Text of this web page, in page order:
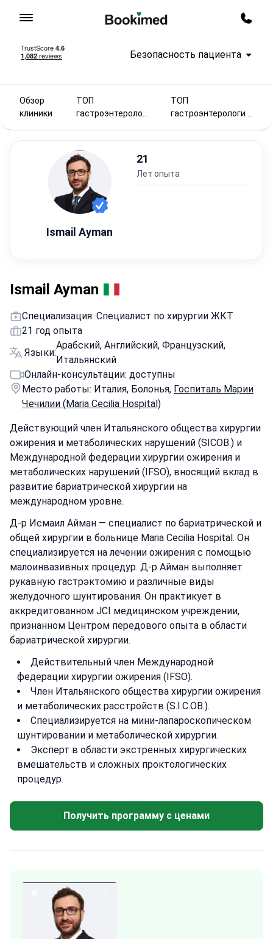
Безопасность пациента
Обзор
клиники
ТОП
гастроэнтерологи
ТОП
гастроэнтерологи в
Ismail Ayman
21
лет опыта
Ismail Ayman
Специализация: Специалист по хирургии ЖКТ
21 год опыта
Языки:
Арабский, Английский, Французский,
Итальянский
Онлайн-консультации: доступны
Место работы: Италия, Болонья, Госпиталь Марии
Чечилии (Maria Cecilia Hospital)
Действующий член Итальянского общества хирургии
ожирения и метаболических нарушений (SICOB.) и
Международной федерации хирургии ожирения и
метаболических нарушений (IFSO), вносящий вклад в
развитие бариатрической хирургии на
международном уровне.
Д-р Исмаил Айман — специалист по бариатрической и
общей хирургии в больнице Maria Cecilia Hospital. Он
специализируется на лечении ожирения с помощью
малоинвазивных процедур. Д-р Айман выполняет
рукавную гастрэктомию и различные виды
желудочного шунтирования. Он практикует в
аккредитованном JCI медицинском учреждении,
признанном Центром передового опыта в области
бариатрической хирургии.
Действительный член Международной
федерации хирургии ожирения (IFSO).
Член Итальянского общества хирургии ожирения
и метаболических расстройств (S.I.C.OB.).
Специализируется на мини-лапароскопическом
шунтировании и метаболической хирургии.
Эксперт в области экстренных хирургических
вмешательств и сложных проктологических
процедур.
Получить программу с ценами